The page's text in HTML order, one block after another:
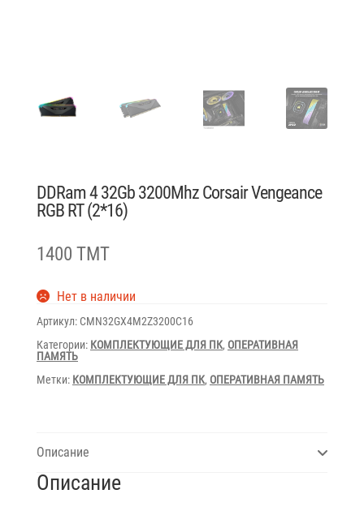
DDRam 4 32Gb 3200Mhz Corsair Vengeance
RGB RT (2*16)
1400 TMT
Нет в наличии
Артикул: CMN32GX4M2Z3200C16
Категории: КОМПЛЕКТУЮЩИЕ ДЛЯ ПК, ОПЕРАТИВНАЯ
ПАМЯТЬ
Метки: КОМПЛЕКТУЮЩИЕ ДЛЯ ПК, ОПЕРАТИВНАЯ ПАМЯТЬ
Описание
Описание